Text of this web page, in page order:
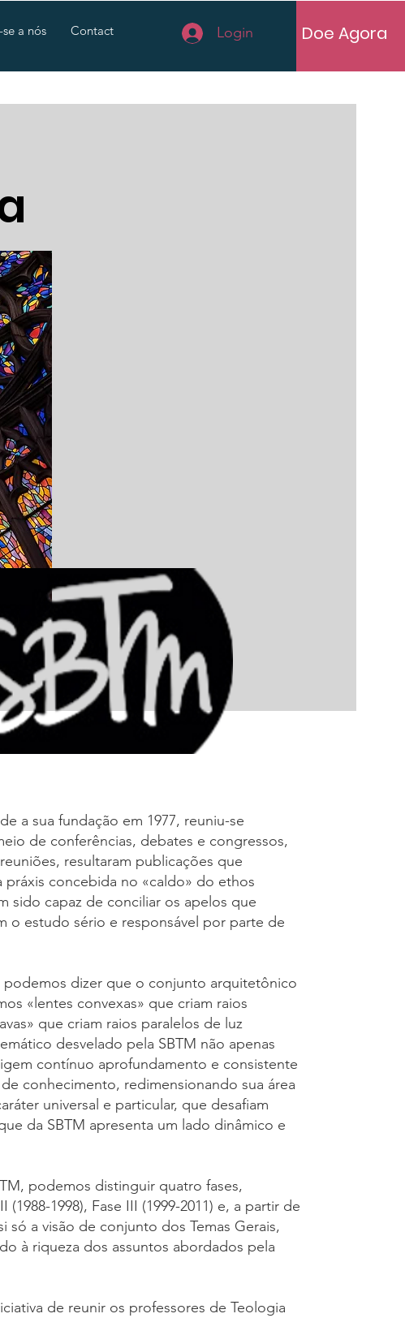
a nós Contact Login Doe Agora
a sua fundação em 1977, reuniu-se
de conferências, debates e congressos,
resultaram publicações que
concebida no «caldo» do ethos
sido capaz de conciliar os apelos que
o estudo sério e responsável por parte de
podemos dizer que o conjunto arquitetônico
«lentes convexas» que criam raios
que criam raios paralelos de luz
desvelado pela SBTM não apenas
contínuo aprofundamento e consistente
conhecimento, redimensionando sua área
universal e particular, que desafiam
da SBTM apresenta um lado dinâmico e
podemos distinguir quatro fases,
1998), Fase III (1999-2011) e, a partir de
só a visão de conjunto dos Temas Gerais,
à riqueza dos assuntos abordados pela
de reunir os professores de Teologia